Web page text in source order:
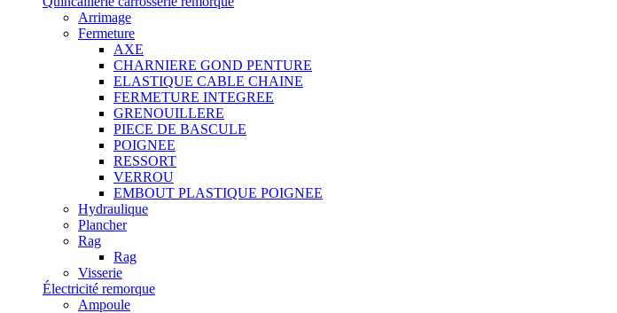
Arrimage
Fermeture
AXE
CHARNIERE GOND PENTURE
ELASTIQUE CABLE CHAINE
FERMETURE INTEGREE
GRENOUILLERE
PIECE DE BASCULE
POIGNEE
RESSORT
VERROU
EMBOUT PLASTIQUE POIGNEE
Hydraulique
Plancher
Rag
Rag
Visserie
Électricité remorque
Ampoule